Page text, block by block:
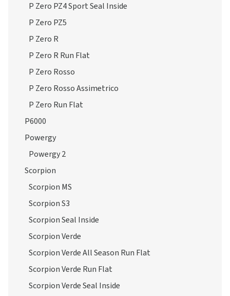
P Zero PZ4 Sport Seal Inside
P Zero PZ5
P Zero R
P Zero R Run Flat
P Zero Rosso
P Zero Rosso Assimetrico
P Zero Run Flat
P6000
Powergy
Powergy 2
Scorpion
Scorpion MS
Scorpion S3
Scorpion Seal Inside
Scorpion Verde
Scorpion Verde All Season Run Flat
Scorpion Verde Run Flat
Scorpion Verde Seal Inside